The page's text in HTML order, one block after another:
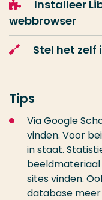
Installeer
webbrowser
Stel het zelf
Tips
Via Google
vinden. Voor
in staat.
beeldmateriaal
sites vinden.
database